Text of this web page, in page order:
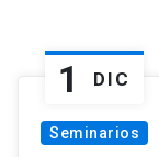
1 DIC
Seminarios